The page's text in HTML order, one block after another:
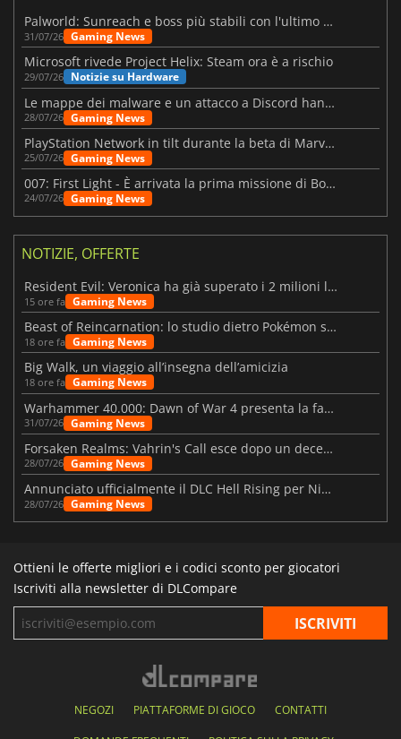
Palworld: Sunreach e boss più stabili con l'ultimo update
31/07/26 Gaming News
Microsoft rivede Project Helix: Steam ora è a rischio
29/07/26 Notizie su Hardware
Le mappe dei malware e un attacco a Discord hanno colpito Meccha Chameleon
28/07/26 Gaming News
PlayStation Network in tilt durante la beta di Marvel Tōkon
25/07/26 Gaming News
007: First Light - È arrivata la prima missione di Bond dopo il lancio
24/07/26 Gaming News
NOTIZIE, OFFERTE
Resident Evil: Veronica ha già superato i 2 milioni liste dei desideri
15 ore fa Gaming News
Beast of Reincarnation: lo studio dietro Pokémon su una nuova strada
18 ore fa Gaming News
Big Walk, un viaggio all’insegna dell’amicizia
18 ore fa Gaming News
Warhammer 40.000: Dawn of War 4 presenta la fazione dei Necron
31/07/26 Gaming News
Forsaken Realms: Vahrin's Call esce dopo un decennio di sviluppo
28/07/26 Gaming News
Annunciato ufficialmente il DLC Hell Rising per Nioh 3
28/07/26 Gaming News
Ottieni le offerte migliori e i codici sconto per giocatori
Iscriviti alla newsletter di DLCompare
NEGOZI PIATTAFORME DI GIOCO CONTATTI